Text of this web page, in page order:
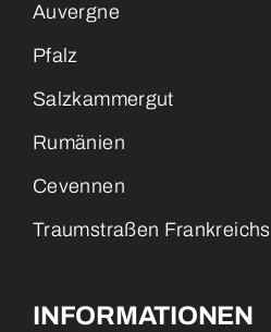
Auvergne
Pfalz
Salzkammergut
Rumänien
Cevennen
Traumstraßen Frankreichs
INFORMATIONEN